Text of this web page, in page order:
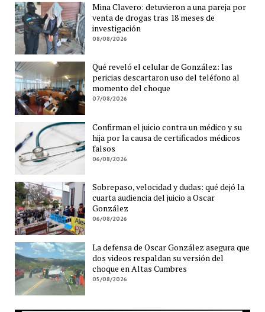
Mina Clavero: detuvieron a una pareja por
venta de drogas tras 18 meses de
investigación
08/08/2026
Qué reveló el celular de González: las
pericias descartaron uso del teléfono al
momento del choque
07/08/2026
Confirman el juicio contra un médico y su
hija por la causa de certificados médicos
falsos
06/08/2026
Sobrepaso, velocidad y dudas: qué dejó la
cuarta audiencia del juicio a Oscar
González
06/08/2026
La defensa de Oscar González asegura que
dos videos respaldan su versión del
choque en Altas Cumbres
05/08/2026